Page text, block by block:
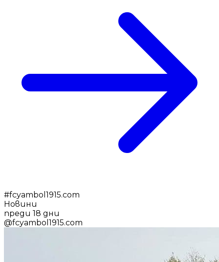
#fcyambol1915.com
Новини
преди 18 дни
@fcyambol1915.com